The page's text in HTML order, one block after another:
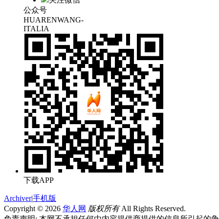
公众号
HUARENWANG-
ITALIA
下载APP
Archiver|手机版
Copyright © 2026 华人网 版权所有All Rights Reserved.